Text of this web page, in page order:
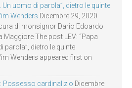
Un uomo di parola”, dietro le quinte
Wenders Dicembre 29, 2020
di monsignor Dario Edoardo
Maggiore The post LEV: “Papa
parola”, dietro le quinte
Wenders appeared first on
Possesso cardinalizio Dicembre